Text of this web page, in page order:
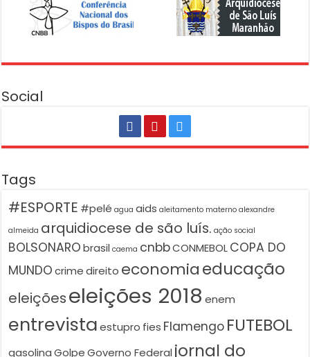
Social
Tags
#ESPORTE #pelé agua aids aleitamento materno alexandre
almeida arquidiocese de são luís. ação social
BOLSONARO brasil caema cnbbCONMEBOLCOPA DO
MUNDO crime direito economiaeducação
eleiçõeseleições 2018 enem
entrevista estupro fies Flamengo FUTEBOL
gasolina Golpe Governo Federal jornal do